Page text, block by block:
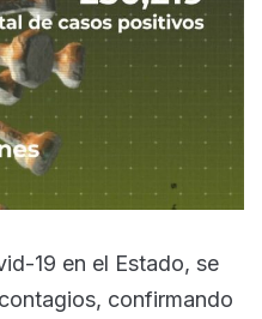
19 en el Estado, se
confirmando